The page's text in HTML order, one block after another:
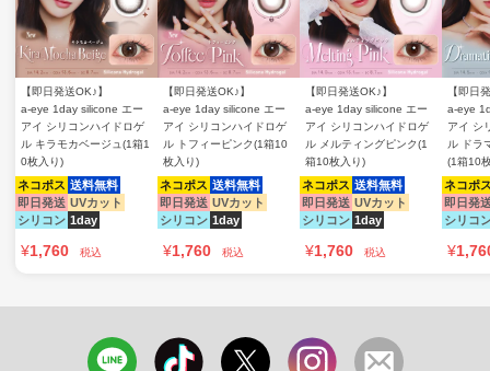
【即日発送OK♪】
a-eye 1day silicone エー
アイ シリコンハイドロゲ
ル キラモカベージュ(1箱1
0枚入り)
ネコポス 送料無料
即日発送 UVカット
シリコン 1day
¥1,760 税込
【即日発送OK♪】
a-eye 1day silicone エー
アイ シリコンハイドロゲ
ル トフィーピンク(1箱10
枚入り)
ネコポス 送料無料
即日発送 UVカット
シリコン 1day
¥1,760 税込
【即日発送OK♪】
a-eye 1day silicone エー
アイ シリコンハイドロゲ
ル メルティングピンク(1
箱10枚入り)
ネコポス 送料無料
即日発送 UVカット
シリコン 1day
¥1,760 税込
【即日
a-eye
アイ シ
ル ドラ
(1箱10
ネコポ
即日発
シリコ
¥